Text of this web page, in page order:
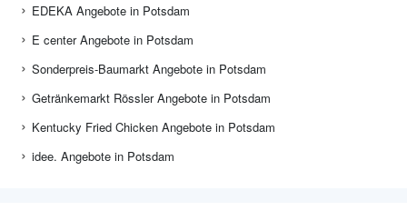
EDEKA Angebote in Potsdam
E center Angebote in Potsdam
Sonderpreis-Baumarkt Angebote in Potsdam
Getränkemarkt Rössler Angebote in Potsdam
Kentucky Fried Chicken Angebote in Potsdam
idee. Angebote in Potsdam